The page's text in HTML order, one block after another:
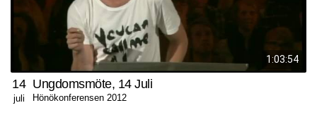
1:03:54
14
juli
Ungdomsmöte, 14 Juli
Hönökonferensen 2012